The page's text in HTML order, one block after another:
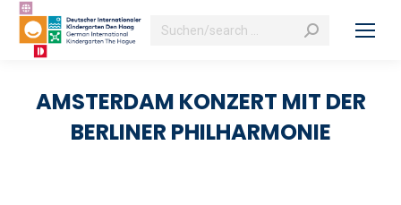
Search:
AMSTERDAM KONZERT MIT DER
BERLINER PHILHARMONIE